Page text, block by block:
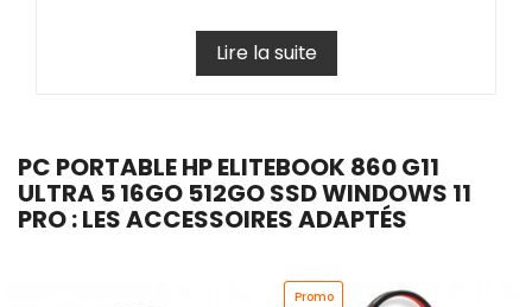
Lire la suite
PC PORTABLE HP ELITEBOOK 860 G11
ULTRA 5 16GO 512GO SSD WINDOWS 11
PRO : LES ACCESSOIRES ADAPTÉS
Promo